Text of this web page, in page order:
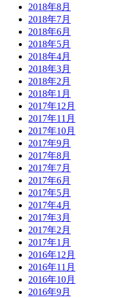
2018年8月
2018年7月
2018年6月
2018年5月
2018年4月
2018年3月
2018年2月
2018年1月
2017年12月
2017年11月
2017年10月
2017年9月
2017年8月
2017年7月
2017年6月
2017年5月
2017年4月
2017年3月
2017年2月
2017年1月
2016年12月
2016年11月
2016年10月
2016年9月